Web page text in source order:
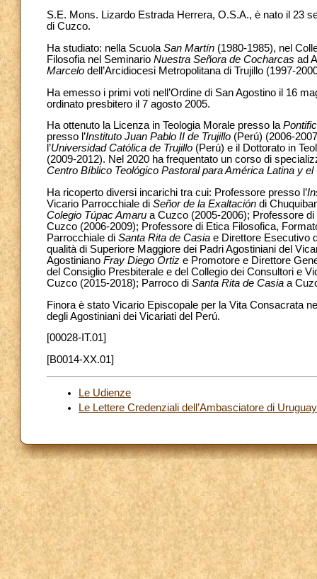
S.E. Mons. Lizardo Estrada Herrera, O.S.A., è nato il 23
di Cuzco.
Ha studiato: nella Scuola San Martín (1980-1985), nel
Filosofia nel Seminario Nuestra Señora de Cocharcas ad
Marcelo dell’Arcidiocesi Metropolitana di Trujillo (1997-
Ha emesso i primi voti nell’Ordine di San Agostino il 16
ordinato presbitero il 7 agosto 2005.
Ha ottenuto la Licenza in Teologia Morale presso la
presso l’Instituto Juan Pablo II de Trujillo (Perú) (2006-
l’Universidad Católica de Trujillo (Perú) e il Dottorato in
(2009-2012). Nel 2020 ha frequentato un corso di
Centro Bíblico Teológico Pastoral para América Latina y el
Ha ricoperto diversi incarichi tra cui: Professore presso l’
Vicario Parrocchiale di Señor de la Exaltación di
Colegio Túpac Amaru a Cuzco (2005-2006); Professore
Cuzco (2006-2009); Professore di Etica Filosofica,
Parrocchiale di Santa Rita de Casia e Direttore Esecutivo
qualità di Superiore Maggiore dei Padri Agostiniani del
Agostiniano Fray Diego Ortiz e Promotore e Direttore
del Consiglio Presbiterale e del Collegio dei Consultori e
Cuzco (2015-2018); Parroco di Santa Rita de Casia a
Finora è stato Vicario Episcopale per la Vita Consacrata
degli Agostiniani dei Vicariati del Perú.
[00028-IT.01]
[B0014-XX.01]
Le Udienze
Le Lettere Credenziali dell’Ambasciatore di